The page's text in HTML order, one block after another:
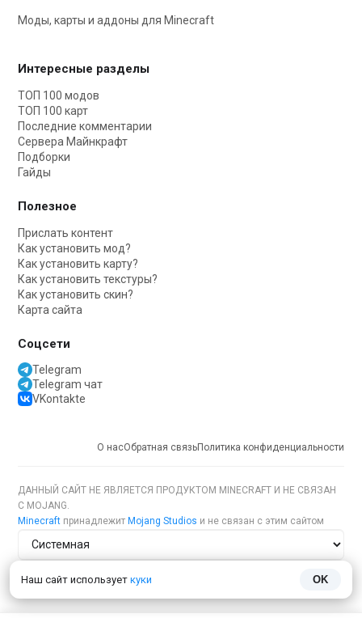
Наш сайт использует куки OK
Моды, карты и аддоны для Minecraft
Интересные разделы
ТОП 100 модов
ТОП 100 карт
Последние комментарии
Сервера Майнкрафт
Подборки
Гайды
Полезное
Прислать контент
Как установить мод?
Как установить карту?
Как установить текстуры?
Как установить скин?
Карта сайта
Соцсети
Telegram
Telegram чат
VKontakte
О насОбратная связьПолитика конфиденциальности
ДАННЫЙ САЙТ НЕ ЯВЛЯЕТСЯ ПРОДУКТОМ MINECRAFT И НЕ СВЯЗАН
С MOJANG.
Minecraft принадлежит Mojang Studios и не связан с этим сайтом
Тема сайта
Язык сайта